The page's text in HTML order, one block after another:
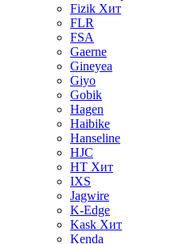
Fizik Хит
FLR
FSA
Gaerne
Gineyea
Giyo
Gobik
Hagen
Haibike
Hanseline
HJC
HT Хит
IXS
Jagwire
K-Edge
Kask Хит
Kenda